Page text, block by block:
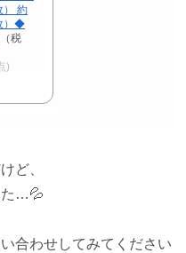
） 約
）◆
税
)
ど、
た…💦
合わせしてみてください